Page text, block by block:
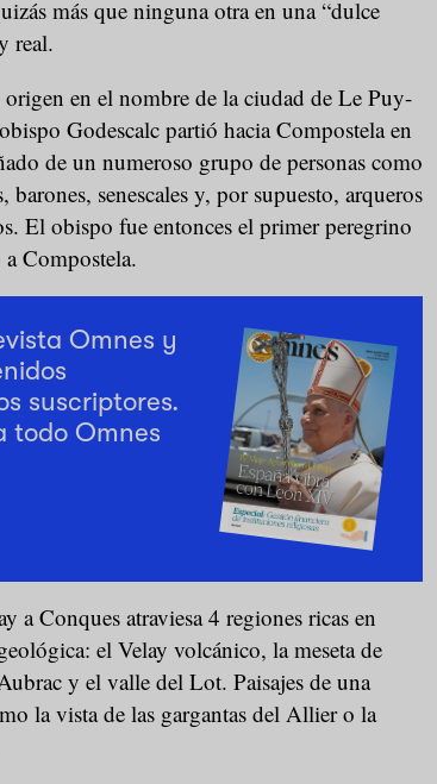
más que ninguna otra en una “dulce
real.
en el nombre de la ciudad de Le Puy-
Godescalc partió hacia Compostela en
de un numeroso grupo de personas como
barones, senescales y, por supuesto, arqueros
El obispo fue entonces el primer peregrino
Compostela.
Omnes y
suscriptores.
todo Omnes
a Conques atraviesa 4 regiones ricas en
el Velay volcánico, la meseta de
y el valle del Lot. Paisajes de una
la vista de las gargantas del Allier o la